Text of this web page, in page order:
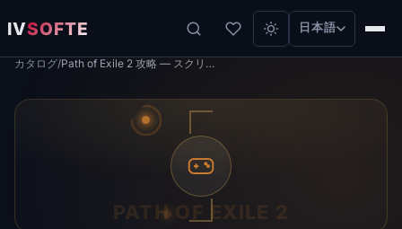
IVSOFTE 日本語
カタログ/ Path of Exile 2 攻略 — スクリプト パック、マップ公開、自動化
PATH OF EXILE 2